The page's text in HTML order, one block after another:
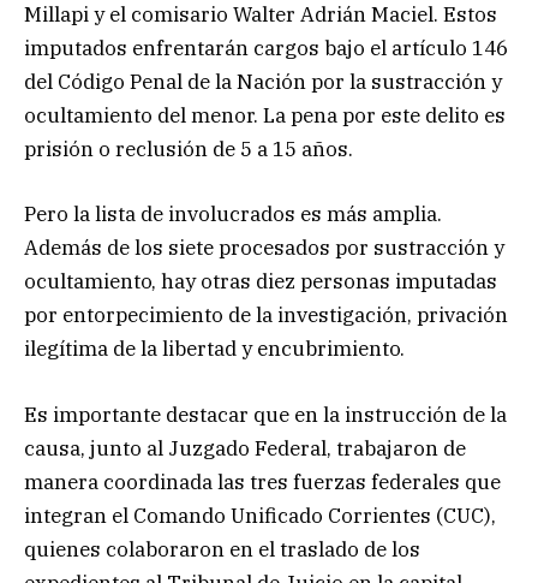
Millapi y el comisario Walter Adrián Maciel. Estos
imputados enfrentarán cargos bajo el artículo 146
del Código Penal de la Nación por la sustracción y
ocultamiento del menor. La pena por este delito es
prisión o reclusión de 5 a 15 años.
Pero la lista de involucrados es más amplia.
Además de los siete procesados por sustracción y
ocultamiento, hay otras diez personas imputadas
por entorpecimiento de la investigación, privación
ilegítima de la libertad y encubrimiento.
Es importante destacar que en la instrucción de la
causa, junto al Juzgado Federal, trabajaron de
manera coordinada las tres fuerzas federales que
integran el Comando Unificado Corrientes (CUC),
quienes colaboraron en el traslado de los